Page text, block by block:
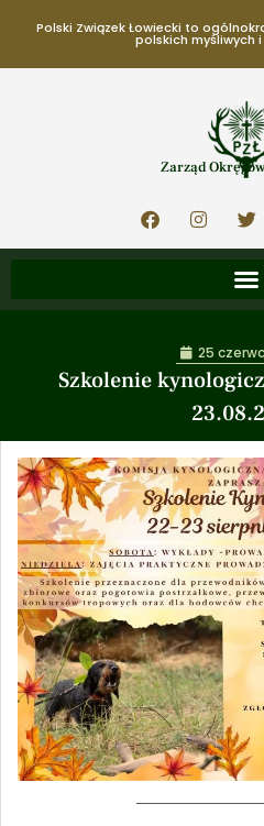
Polski Związek Łowiecki to
polskich myśliwych i
Zarząd
Szkolenie
25